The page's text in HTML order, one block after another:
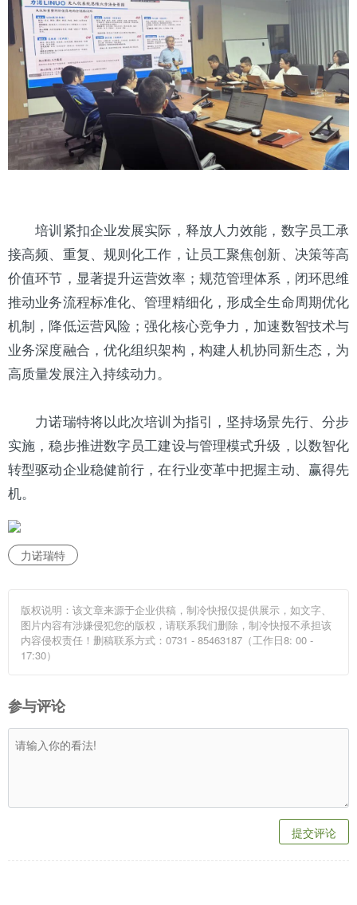
培训紧扣企业发展实际，释放人力效能，数字员工承
接高频、重复、规则化工作，让员工聚焦创新、决策等高
价值环节，显著提升运营效率；规范管理体系，闭环思维
推动业务流程标准化、管理精细化，形成全生命周期优化
机制，降低运营风险；强化核心竞争力，加速数智技术与
业务深度融合，优化组织架构，构建人机协同新生态，为
高质量发展注入持续动力。
力诺瑞特将以此次培训为指引，坚持场景先行、分步
实施，稳步推进数字员工建设与管理模式升级，以数智化
转型驱动企业稳健前行，在行业变革中把握主动、赢得先
机。
力诺瑞特
版权说明：该文章来源于企业供稿，制冷快报仅提供展示，如文字、
图片内容有涉嫌侵犯您的版权，请联系我们删除，制冷快报不承担该
内容侵权责任！删稿联系方式：0731 - 85463187（工作日8: 00 -
17:30）
参与评论
提交评论